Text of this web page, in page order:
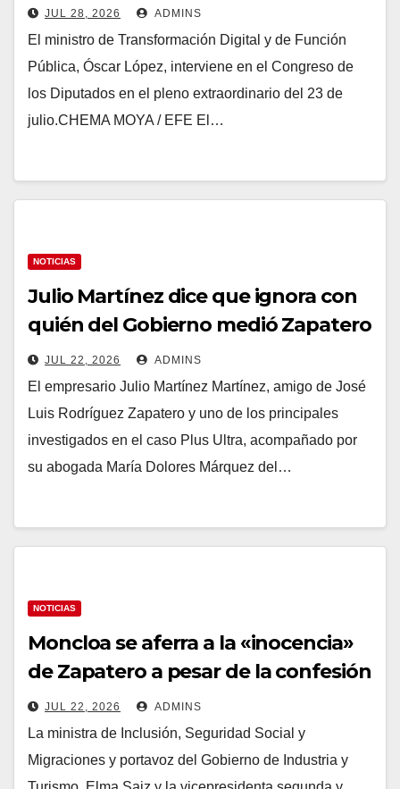
trabajadores laborales del sector
público
JUL 28, 2026 ADMINS
El ministro de Transformación Digital y de Función
Pública, Óscar López, interviene en el Congreso de
los Diputados en el pleno extraordinario del 23 de
julio.CHEMA MOYA / EFE El…
NOTICIAS
Julio Martínez dice que ignora con
quién del Gobierno medió Zapatero
sobre Plus Ultra y que sus hijas
cobraron sin trabajar
JUL 22, 2026 ADMINS
El empresario Julio Martínez Martínez, amigo de José
Luis Rodríguez Zapatero y uno de los principales
investigados en el caso Plus Ultra, acompañado por
su abogada María Dolores Márquez del…
NOTICIAS
Moncloa se aferra a la «inocencia»
de Zapatero a pesar de la confesión
de su socio mientras Sumar pide
«explicaciones»
JUL 22, 2026 ADMINS
La ministra de Inclusión, Seguridad Social y
Migraciones y portavoz del Gobierno de Industria y